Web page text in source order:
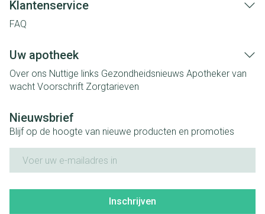
Klantenservice
FAQ
Uw apotheek
Over ons Nuttige links Gezondheidsnieuws Apotheker van
wacht Voorschrift Zorgtarieven
Nieuwsbrief
Blijf op de hoogte van nieuwe producten en promoties
Inschrijven